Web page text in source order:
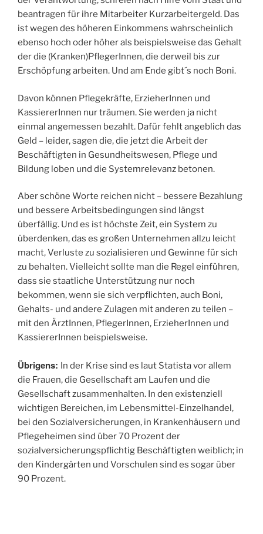
beantragen für ihre Mitarbeiter Kurzarbeitergeld. Das
ist wegen des höheren Einkommens wahrscheinlich
ebenso hoch oder höher als beispielsweise das Gehalt
der die (Kranken)PflegerInnen, die derweil bis zur
Erschöpfung arbeiten. Und am Ende gibt´s noch Boni.
Davon können Pflegekräfte, ErzieherInnen und
KassiererInnen nur träumen. Sie werden ja nicht
einmal angemessen bezahlt. Dafür fehlt angeblich das
Geld – leider, sagen die, die jetzt die Arbeit der
Beschäftigten in Gesundheitswesen, Pflege und
Bildung loben und die Systemrelevanz betonen.
Aber schöne Worte reichen nicht – bessere Bezahlung
und bessere Arbeitsbedingungen sind längst
überfällig. Und es ist höchste Zeit, ein System zu
überdenken, das es großen Unternehmen allzu leicht
macht, Verluste zu sozialisieren und Gewinne für sich
zu behalten. Vielleicht sollte man die Regel einführen,
dass sie staatliche Unterstützung nur noch
bekommen, wenn sie sich verpflichten, auch Boni,
Gehalts- und andere Zulagen mit anderen zu teilen –
mit den ÄrztInnen, PflegerInnen, ErzieherInnen und
KassiererInnen beispielsweise.
Übrigens: In der Krise sind es laut Statista vor allem
die Frauen, die Gesellschaft am Laufen und die
Gesellschaft zusammenhalten. In den existenziell
wichtigen Bereichen, im Lebensmittel-Einzelhandel,
bei den Sozialversicherungen, in Krankenhäusern und
Pflegeheimen sind über 70 Prozent der
sozialversicherungspflichtig Beschäftigten weiblich; in
den Kindergärten und Vorschulen sind es sogar über
90 Prozent.